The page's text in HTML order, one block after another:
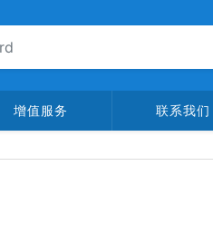
增值服务 联系我们